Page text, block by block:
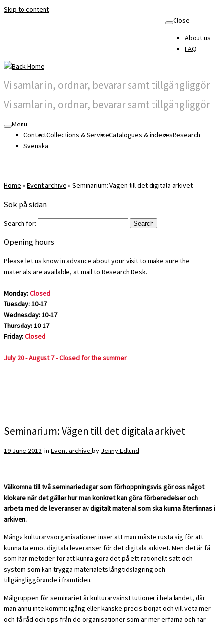
Skip to content
Close
About us
FAQ
Vi samlar in, ordnar, bevarar samt tillgängliggör
Vi samlar in, ordnar, bevarar samt tillgängliggör
Menu
ContactCollections & ServiceCatalogues & indexesResearch
Svenska
Home » Event archive » Seminarium: Vägen till det digitala arkivet
Sök på sidan
Search for:
Opening hours
Please let us know in advance about your visit to make sure the
materials are available, atmail to Research Desk.
Monday:Closed
Tuesday: 10-17
Wednesday: 10-17
Thursday: 10-17
Friday:Closed
July 20 - August 7 - Closed for the summer
Seminarium: Vägen till det digitala arkivet
19 June 2013 in Event archive by Jenny Edlund
Välkomna till två seminariedagar som förhoppningsvis gör oss något
klokare när det gäller hur man konkret kan göra förberedelser och
arbeta med de leveranser av digitalt material som ska kunna återfinnas i
arkiven.
Många kulturarvsorganisationer inser att man måste rusta sig för att
kunna ta emot digitala leveranser för det digitala arkivet. Men det är få
som har metoder för att kunna göra det på ett rationellt sätt och
system som kan trygga materialets långtidslagring och
tillgängliggörande i framtiden.
Målgruppen för seminariet är kulturarvsinstitutioner i hela landet, där
man ännu inte kommit igång eller kanske precis börjat och vill veta mer
och få råd och tips från de organisationer som är mer erfarna och har